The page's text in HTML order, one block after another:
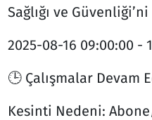
Sağlığı ve
2025-08-16 09:00:00 -
🕒 Çalışmalar Devam
Kesinti Nedeni: